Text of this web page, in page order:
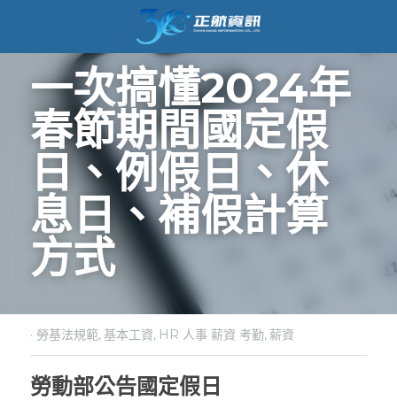
一次搞懂2024年
春節期間國定假
日、例假日、休
息日、補假計算
方式
· 勞基法規範,基本工資, HR 人事 薪資 考勤, 薪資
勞動部公告國定假日